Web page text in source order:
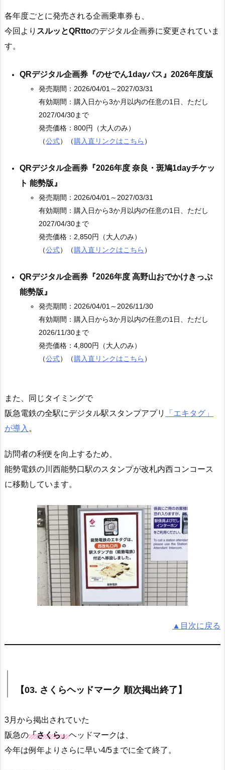
各年度ごとに発売される企画乗車券も、
今回より スルッとQRttoのデジタル企画券に変更されていま
す。
QRデジタル企画券『のせでん1dayパス』2026年度版
発売期間：2026/04/01～2027/03/31
有効期間：購入日から3か月以内の任意の1日、ただし
2027/04/30まで
発売価格：800円（大人のみ）
（公式）（購入直リンクはこちら ）
QRデジタル企画券『2026年度 奈良・斑鳩1dayチケッ
ト 能勢版』
発売期間：2026/04/01～2027/03/31
有効期間：購入日から3か月以内の任意の1日、ただし
2027/04/30まで
発売価格：2,850円（大人のみ）
（公式）（購入直リンクはこちら ）
QRデジタル企画券『2026年度 高野山おでかけきっぷ
能勢版』
発売期間：2026/04/01～2026/11/30
有効期間：購入日から3か月以内の任意の1日、ただし
2026/11/30まで
発売価格：4,800円（大人のみ）
（公式）（購入直リンクはこちら ）
また、同じタイミングで
阪急電鉄の全駅にデジタル駅スタンプアプリ
「エキタグ」
が導入 。
訪問者の利便を向上するため、
能勢電鉄の川西能勢口駅のスタンプが改札内西コンコース
に移動しています。
▲目次に戻る
【03. さくらヘッドマーク 順次掲出終了】
3月から掲出されていた
阪急の「さくら」ヘッドマークは、
今年は例年よりさらに早い4/5までに全て終了。